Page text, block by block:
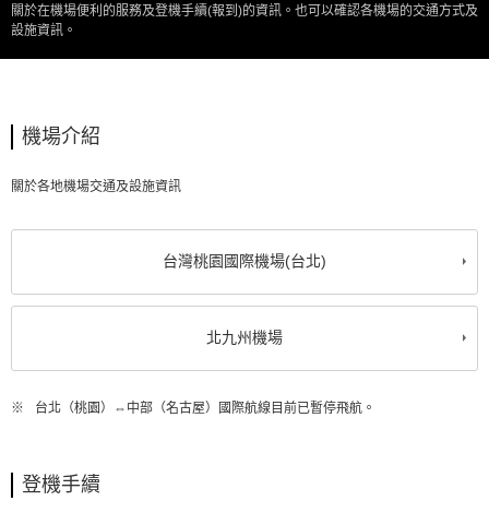
關於在機場便利的服務及登機手續(報到)的資訊。也可以確認各機場的交通方式及
設施資訊。
機場介紹
關於各地機場交通及設施資訊
台灣桃園國際機場(台北)
北九州機場
※ 台北（桃園）⇔中部（名古屋）國際航線目前已暫停飛航。
登機手續